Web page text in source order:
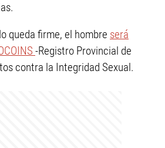
queda firme, el hombre será
-Registro Provincial de
contra la Integridad Sexual.